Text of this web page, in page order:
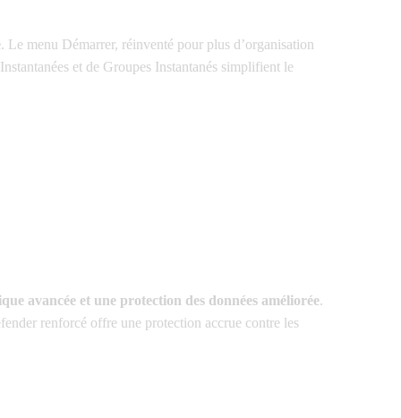
. Le menu Démarrer, réinventé pour plus d’organisation
et de Groupes Instantanés simplifient le
avancée et une protection des données améliorée.
renforcé offre une protection accrue contre les